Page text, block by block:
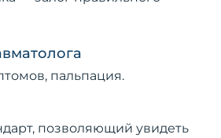
пальпация.
позволяющий увидеть